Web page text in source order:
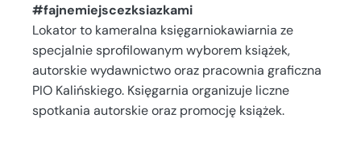
#fajnemiejscezksiazkami
Lokator to kameralna księgarniokawiarnia ze
specjalnie sprofilowanym wyborem książek,
autorskie wydawnictwo oraz pracownia graficzna
PIO Kalińskiego. Księgarnia organizuje liczne
spotkania autorskie oraz promocję książek.